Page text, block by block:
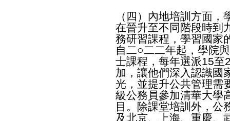
（四）內地培訓方面
在晉升至不同階段時到
務研習課程，學習國家
自二○二二年起，學院
士課程，每年選派15至
加，讓他們深入認識國
光，並提升公共管理需
級公務員參加清華大學
目。除課堂培訓外，公
及北京、上海、重慶、